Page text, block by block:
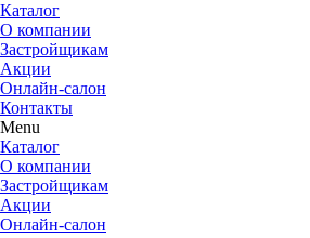
Каталог
О компании
Застройщикам
Акции
Онлайн-салон
Контакты
Menu
Каталог
О компании
Застройщикам
Акции
Онлайн-салон